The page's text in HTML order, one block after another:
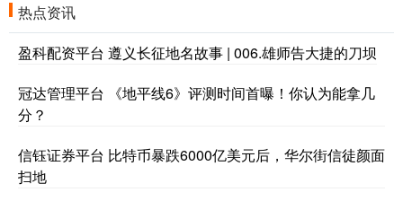
热点资讯
盈科配资平台 遵义长征地名故事 | 006.雄师告大捷的刀坝
冠达管理平台 《地平线6》评测时间首曝！你认为能拿几
分？
信钰证券平台 比特币暴跌6000亿美元后，华尔街信徒颜面
扫地